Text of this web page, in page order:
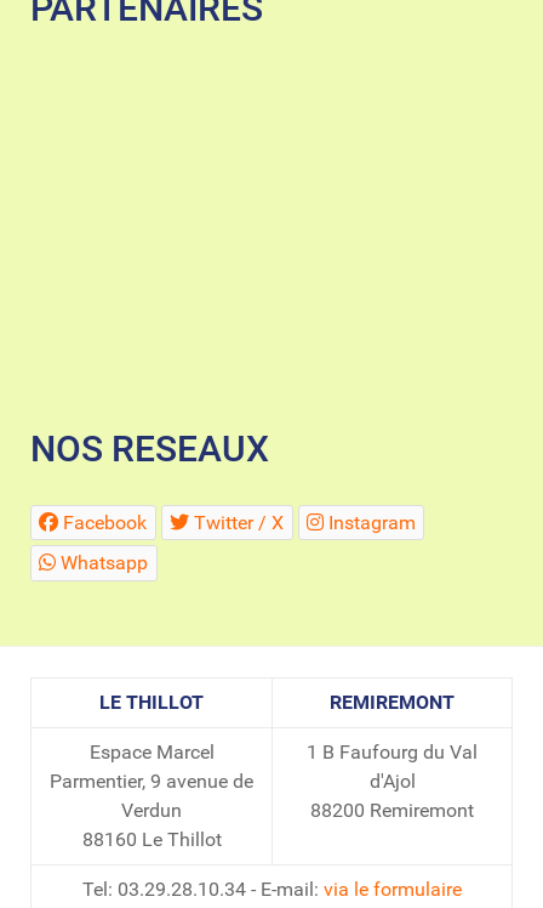
NOS RESEAUX
Facebook Twitter / X
Instagram
Whatsapp
LE THILLOT REMIREMONT
Espace Marcel
Parmentier, 9 avenue de
Verdun
88160 Le Thillot
1 B Faufourg du Val
d'Ajol
88200 Remiremont
Tel: 03.29.28.10.34 - E-mail: via le formulaire